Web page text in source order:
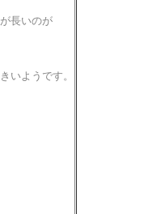
長いのが
いようです。